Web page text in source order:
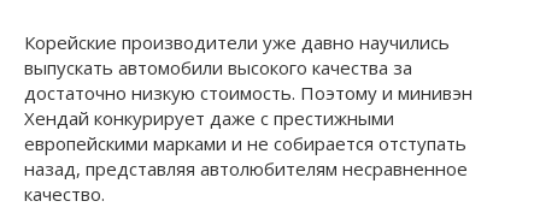
Корейские производители уже давно научились
выпускать автомобили высокого качества за
достаточно низкую стоимость. Поэтому и минивэн
Хендай конкурирует даже с престижными
европейскими марками и не собирается отступать
назад, представляя автолюбителям несравненное
качество.